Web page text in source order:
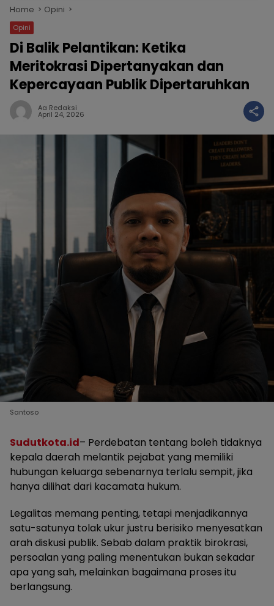
Home Opini
Opini
Di Balik Pelantikan: Ketika
Meritokrasi Dipertanyakan dan
Kepercayaan Publik Dipertaruhkan
Aa Redaksi
April 24, 2026
Santoso
Sudutkota.id– Perdebatan tentang boleh tidaknya
kepala daerah melantik pejabat yang memiliki
hubungan keluarga sebenarnya terlalu sempit, jika
hanya dilihat dari kacamata hukum.
Legalitas memang penting, tetapi menjadikannya
satu-satunya tolak ukur justru berisiko menyesatkan
arah diskusi publik. Sebab dalam praktik birokrasi,
persoalan yang paling menentukan bukan sekadar
apa yang sah, melainkan bagaimana proses itu
berlangsung.